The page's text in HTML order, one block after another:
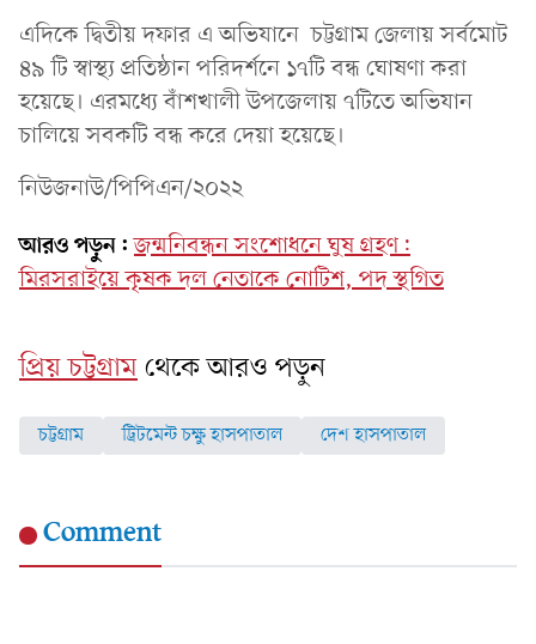
এদিকে দ্বিতীয় দফার এ অভিযানে চট্টগ্রাম জেলায় সর্বমোট
৪৯ টি স্বাস্থ্য প্রতিষ্ঠান পরিদর্শনে ১৭টি বন্ধ ঘোষণা করা
হয়েছে। এরমধ্যে বাঁশখালী উপজেলায় ৭টিতে অভিযান
চালিয়ে সবকটি বন্ধ করে দেয়া হয়েছে।
নিউজনাউ/পিপিএন/২০২২
আরও পড়ুন: জন্মনিবন্ধন সংশোধনে ঘুষ গ্রহণ:
মিরসরাইয়ে কৃষক দল নেতাকে নোটিশ, পদ স্থগিত
প্রিয় চট্টগ্রামথেকে আরও পড়ুন
চট্টগ্রাম ট্রিটমেন্ট চক্ষু হাসপাতাল দেশ হাসপাতাল
Comment